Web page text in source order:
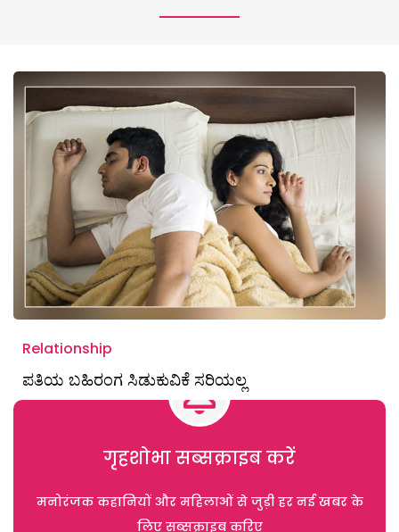
Relationship
ಪತಿಯ ಬಹಿರಂಗ ಸಿಡುಕುವಿಕೆ ಸರಿಯಲ್ಲ
गृहशोभा सब्सक्राइब करें
मनोरंजक कहानियों और महिलाओं से जुड़ी हर नई खबर के
लिए सब्सक्राइब करिए